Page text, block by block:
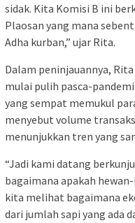
sidak. Kita Komisi B ini
Plaosan yang mana
Adha kurban,” ujar Rita.
Dalam peninjauannya,
mulai pulih pasca-
yang sempat memukul
menyebut volume
menunjukkan tren yang
“Jadi kami datang
bagaimana apakah
kita melihat bagaimana
dari jumlah sapi yang ada